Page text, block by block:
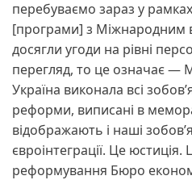
перебуваємо зараз у
[програми] з Міжнародним
досягли угоди на рівні
перегляд, то це означає —
Україна виконала всі
реформи, виписані в
відображають і наші
євроінтеграції. Це
реформування Бюро